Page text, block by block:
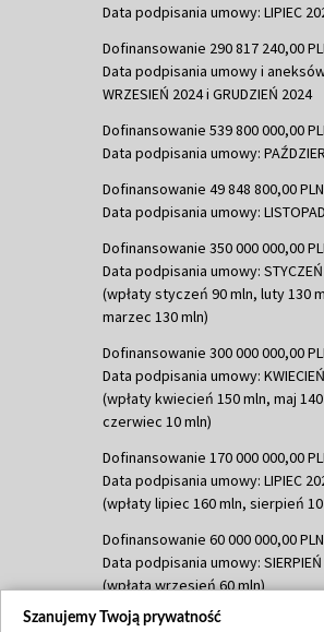
Data podpisania umowy: LIPIEC
Dofinansowanie 290 817 240,00
Data podpisania umowy i
WRZESIEŃ 2024 i GRUDZIEŃ 2024
Dofinansowanie 539 800 000,00
Data podpisania umowy:
Dofinansowanie 49 848 800,00 PLN
Data podpisania umowy:
Dofinansowanie 350 000 000,00
Data podpisania umowy:
(wpłaty styczeń 90 mln, luty 130
marzec 130 mln)
Dofinansowanie 300 000 000,00
Data podpisania umowy:
(wpłaty kwiecień 150 mln, maj
czerwiec 10 mln)
Dofinansowanie 170 000 000,00
Data podpisania umowy: LIPIEC
(wpłaty lipiec 160 mln, sierpień
Dofinansowanie 60 000 000,00 PLN
Data podpisania umowy: SIERPIEŃ
(wpłata wrzesień 60 mln)
Dofinansowanie 635 783 051,21 PLN
Szanujemy Twoją prywatność